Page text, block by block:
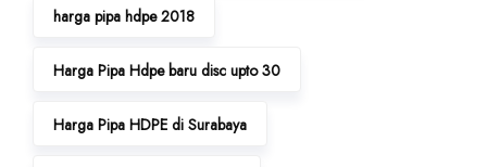
harga pipa hdpe 2018
Harga Pipa Hdpe baru disc upto 30
Harga Pipa HDPE di Surabaya